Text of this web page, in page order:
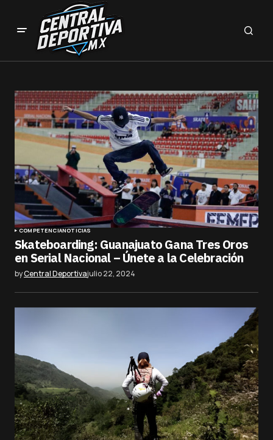
COMPETENCIANOTICIAS
Skateboarding: Guanajuato Gana Tres Oros
en Serial Nacional – Únete a la Celebración
byCentral Deportivajulio 22, 2024